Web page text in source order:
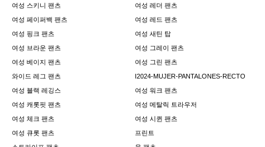
여성 스키니 팬츠
여성 레더 팬츠
여성 페이퍼백 팬츠
여성 레드 팬츠
여성 핑크 팬츠
여성 새틴 탑
여성 브라운 팬츠
여성 그레이 팬츠
여성 베이지 팬츠
여성 그린 팬츠
와이드 레그 팬츠
I2024-MUJER-PANTALONES-RECTO
여성 블랙 레깅스
여성 워크 팬츠
여성 캐롯핏 팬츠
여성 메탈릭 트라우저
여성 체크 팬츠
여성 시퀸 팬츠
여성 큐롯 팬츠
프린트